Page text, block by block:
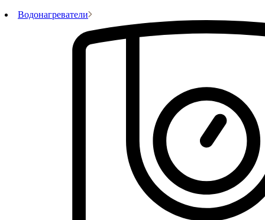
Водонагреватели